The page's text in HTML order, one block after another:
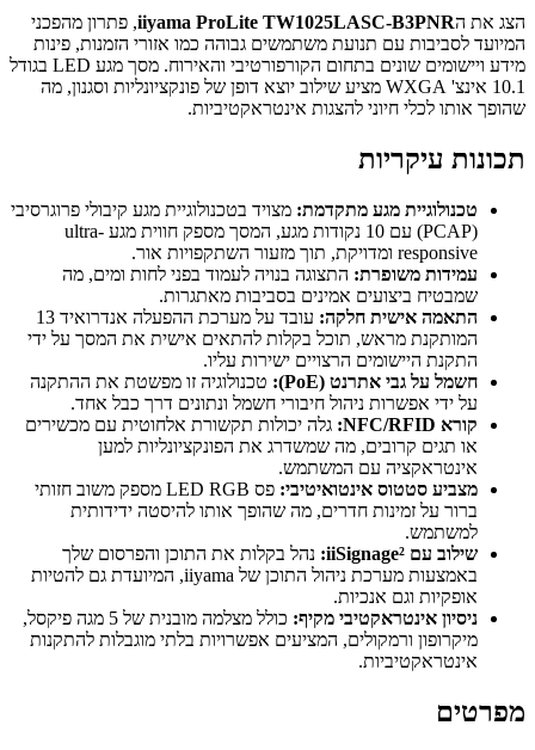
הצג את הiiyama ProLite TW1025LASC-B3PNR, פתרון מהפכני
המיועד לסביבות עם תנועת משתמשים גבוהה כמו אזורי הזמנות, פינות
מידע ויישומים שונים בתחום הקורפורטיבי והאירוח. מסך מגע LED בגודל
10.1 אינצ' WXGA מציע שילוב יוצא דופן של פונקציונליות וסגנון, מה
שהופך אותו לכלי חיוני להצגות אינטראקטיביות.
תכונות עיקריות
טכנולוגיית מגע מתקדמת: מצויד בטכנולוגיית מגע קיבולי פרוגרסיבי
(PCAP) עם 10 נקודות מגע, המסך מספק חווית מגע ultra-
responsive ומדויקת, תוך מזעור השתקפויות אור.
עמידות משופרת: התצוגה בנויה לעמוד בפני לחות ומים, מה
שמבטיח ביצועים אמינים בסביבות מאתגרות.
התאמה אישית חלקה:
עובד על מערכת ההפעלה אנדרואיד 13
המותקנת מראש, תוכל בקלות להתאים אישית את המסך על ידי
התקנת היישומים הרצויים ישירות עליו.
חשמל על גבי אתרנט (PoE):
טכנולוגיה זו מפשטת את ההתקנה
על ידי אפשרות ניהול חיבורי חשמל ונתונים דרך כבל אחד.
קורא NFC/RFID:
גלה יכולות תקשורת אלחוטית עם מכשירים
או תגים קרובים, מה שמשדרג את הפונקציונליות למען
אינטראקציה עם המשתמש.
מצביע סטטוס אינטואיטיבי:
פס LED RGB מספק משוב חזותי
ברור על זמינות חדרים, מה שהופך אותו להיסטה ידידותית
למשתמש.
שילוב עם iiSignage²:
נהל בקלות את התוכן והפרסום שלך
באמצעות מערכת ניהול התוכן של iiyama, המיועדת גם להטיות
אופקיות וגם אנכיות.
ניסיון אינטראקטיבי מקיף:
כולל מצלמה מובנית של 5 מגה פיקסל,
מיקרופון ורמקולים, המציעים אפשרויות בלתי מוגבלות להתקנות
אינטראקטיביות.
מפרטים